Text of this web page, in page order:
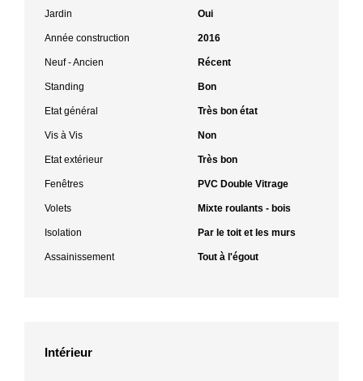
Jardin Oui
Année construction 2016
Neuf - Ancien Récent
Standing Bon
Etat général Très bon état
Vis à Vis Non
Etat extérieur Très bon
Fenêtres PVC Double Vitrage
Volets Mixte roulants - bois
Isolation Par le toit et les murs
Assainissement Tout à l'égout
Intérieur